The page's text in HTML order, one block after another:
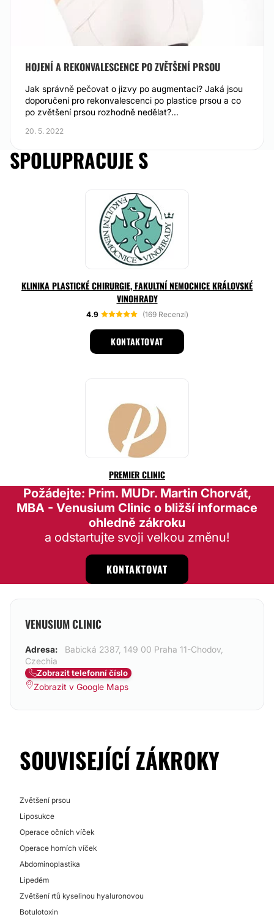
HOJENÍ A REKONVALESCENCE PO ZVĚTŠENÍ PRSOU
Jak správně pečovat o jizvy po augmentaci? Jaká jsou
doporučení pro rekonvalescenci po plastice prsou a co
po zvětšení prsou rozhodně nedělat?...
20. 5. 2022
SPOLUPRACUJE S
KLINIKA PLASTICKÉ CHIRURGIE, FAKULTNÍ NEMOCNICE KRÁLOVSKÉ
VINOHRADY
4.9 (169 Recenzí)
KONTAKTOVAT
PREMIER CLINIC
Požádejte: Prim. MUDr. Martin Chorvát,
MBA - Venusium Clinic o bližší informace
ohledně zákroku
a odstartujte svoji velkou změnu!
KONTAKTOVAT
VENUSIUM CLINIC
Adresa:
Babická 2387, 149 00 Praha 11-Chodov,
Czechia
Zobrazit telefonní číslo
Zobrazit v Google Maps
SOUVISEJÍCÍ ZÁKROKY
Zvětšení prsou
Liposukce
Operace očních víček
Operace horních víček
Abdominoplastika
Lipedém
Zvětšení rtů kyselinou hyaluronovou
Botulotoxin